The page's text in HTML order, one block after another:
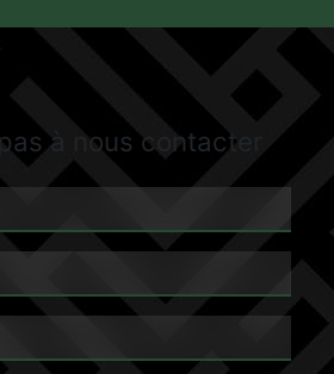
à nous contacter